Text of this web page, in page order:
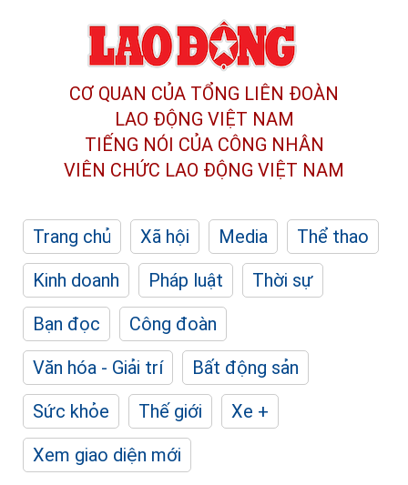
CƠ QUAN CỦA TỔNG LIÊN ĐOÀN
LAO ĐỘNG VIỆT NAM
TIẾNG NÓI CỦA CÔNG NHÂN
VIÊN CHỨC LAO ĐỘNG VIỆT NAM
Trang chủ Xã hội Media
Thể thao
Kinh doanh
Pháp luật
Thời sự
Bạn đọc
Công đoàn
Văn hóa - Giải trí
Bất động sản
Sức khỏe
Thế giới
Xe +
Xem giao diện mới